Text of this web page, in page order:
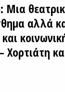
αλλά